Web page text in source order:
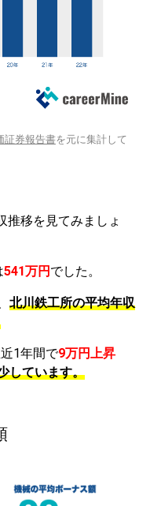
証券報告書を元に集計して
推移を見てみましょ
541万円 でした。
北川鉄工所の平均年収
1年間で9万円上昇
しています。